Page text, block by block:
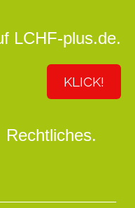
LCHF-plus.de.
KLICK!
Rechtliches.